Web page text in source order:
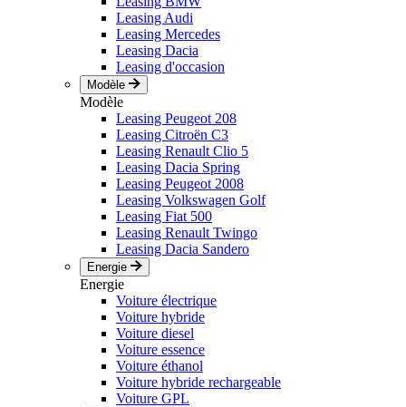
Leasing Audi
Leasing Mercedes
Leasing Dacia
Leasing d'occasion
Modèle
Modèle
Leasing Peugeot 208
Leasing Citroën C3
Leasing Renault Clio 5
Leasing Dacia Spring
Leasing Peugeot 2008
Leasing Volkswagen Golf
Leasing Fiat 500
Leasing Renault Twingo
Leasing Dacia Sandero
Energie
Energie
Voiture électrique
Voiture hybride
Voiture diesel
Voiture essence
Voiture éthanol
Voiture hybride rechargeable
Voiture GPL